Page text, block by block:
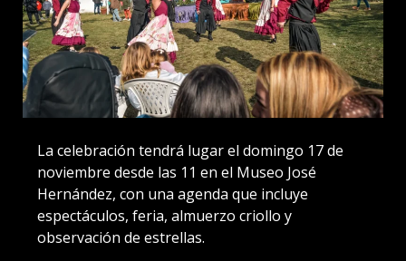
La celebración tendrá lugar el domingo 17 de
noviembre desde las 11 en el Museo José
Hernández, con una agenda que incluye
espectáculos, feria, almuerzo criollo y
observación de estrellas.